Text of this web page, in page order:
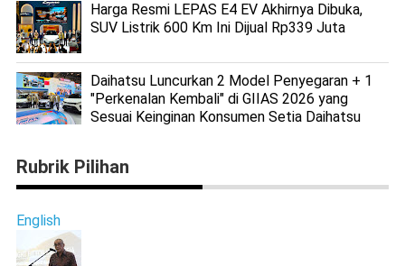
Harga Resmi LEPAS E4 EV Akhirnya Dibuka,
SUV Listrik 600 Km Ini Dijual Rp339 Juta
Daihatsu Luncurkan 2 Model Penyegaran + 1
"Perkenalan Kembali" di GIIAS 2026 yang
Sesuai Keinginan Konsumen Setia Daihatsu
Rubrik Pilihan
English